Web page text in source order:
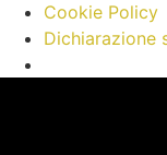
Cookie Policy
Dichiarazione